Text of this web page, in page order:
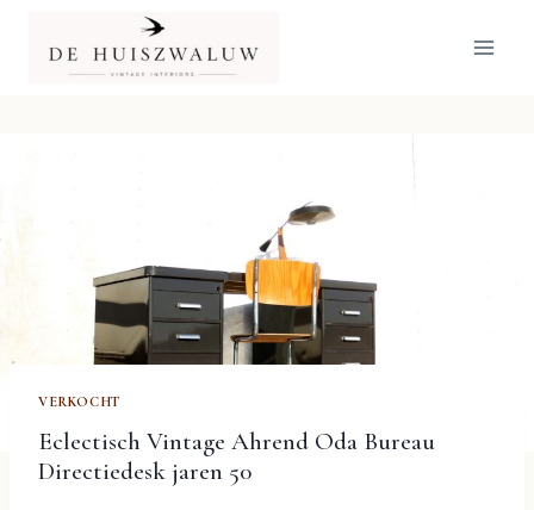
inhoud
VERKOCHT
Eclectisch Vintage Ahrend Oda Bureau
Directiedesk jaren 50